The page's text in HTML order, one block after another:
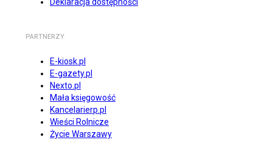
PARTNERZY
E-kiosk.pl
E-gazety.pl
Nexto.pl
Mała księgowość
Kancelarierp.pl
Wieści Rolnicze
Życie Warszawy